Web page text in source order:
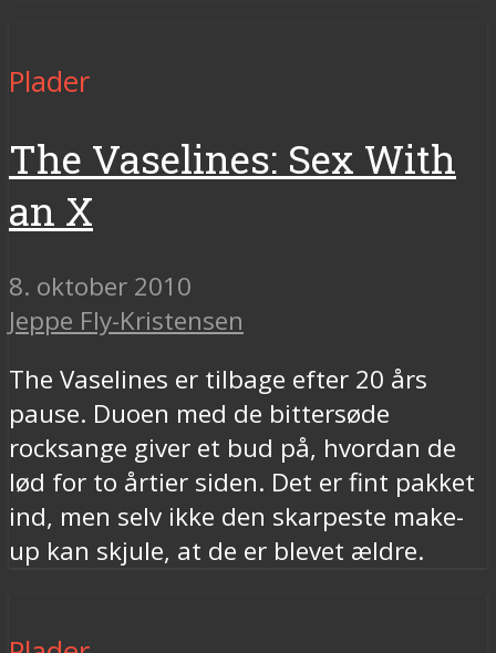
Plader
The Vaselines: Sex With
an X
8. oktober 2010
Jeppe Fly-Kristensen
The Vaselines er tilbage efter 20 års
pause. Duoen med de bittersøde
rocksange giver et bud på, hvordan de
lød for to årtier siden. Det er fint pakket
ind, men selv ikke den skarpeste make-
up kan skjule, at de er blevet ældre.